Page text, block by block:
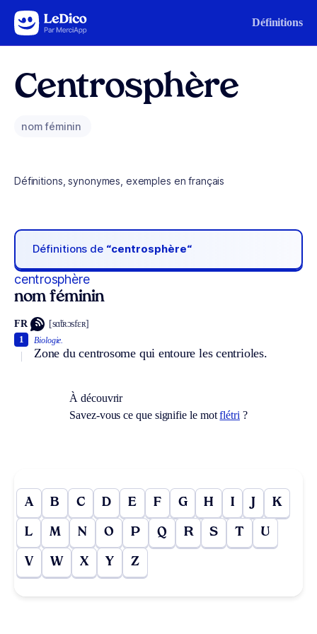
Aller au contenu Définitions
Centrosphère
nom féminin
Définitions, synonymes, exemples en français
Définitions de “centrosphère“
centrosphère
nom féminin
FR [sɑ̃tʀɔsfɛʀ]
Biologie.
Zone du centrosome qui entoure les centrioles.
1
À découvrir
Savez-vous ce que signifie le motflétri ?
A B C D E F G H I J K
L M N O P Q R S T U
V W X Y Z